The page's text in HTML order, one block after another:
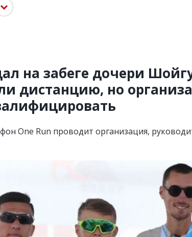
на забеге дочери
дистанцию, но
One Run проводит организация,